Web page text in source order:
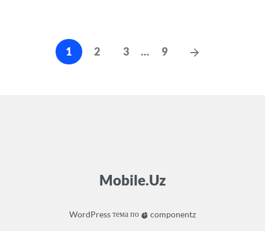
Навигация
1 2 3 … 9
Следующие
Mobile.Uz
WordPressтема по componentz